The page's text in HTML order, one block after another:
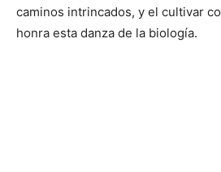
caminos intrincados, y el cultivar
honra esta danza de la biología.